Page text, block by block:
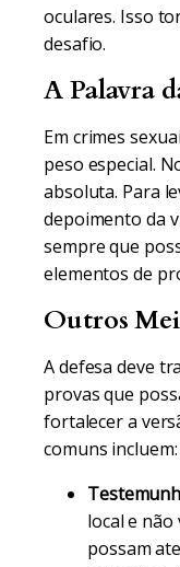
oculares. Isso
desafio.
A Palavra
Em crimes
peso especial.
absoluta. Para
depoimento da
sempre que
elementos de
Outros
A defesa deve
provas que
fortalecer a
comuns incluem:
local e
possam